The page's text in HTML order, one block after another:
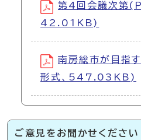
第4回会議次第
42.01KB)
南房総市が目指
形式、547.03KB)
ご意見をお聞かせください